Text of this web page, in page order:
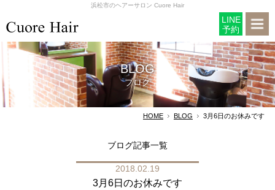
浜松市のヘアーサロン Cuore Hair
LINE
予約
BLOG
ブログ
HOME BLOG 3月6日のお休みです
ブログ記事一覧
2018.02.19
3月6日のお休みです